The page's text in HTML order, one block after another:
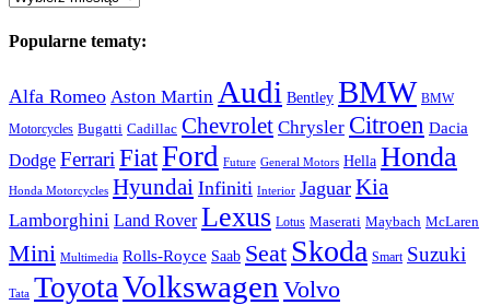
Popularne tematy:
Alfa Romeo Aston Martin Audi Bentley BMW BMW
Motorcycles Bugatti Cadillac Chevrolet Chrysler Citroen Dacia
Dodge Ferrari FiatFord Future General Motors Hella Honda
Honda Motorcycles Hyundai Infiniti Interior Jaguar Kia
Lamborghini Land Rover Lexus Lotus Maserati Maybach McLaren
Mini Multimedia Rolls-Royce Saab Seat Skoda Smart Suzuki
Tata ToyotaVolkswagen Volvo